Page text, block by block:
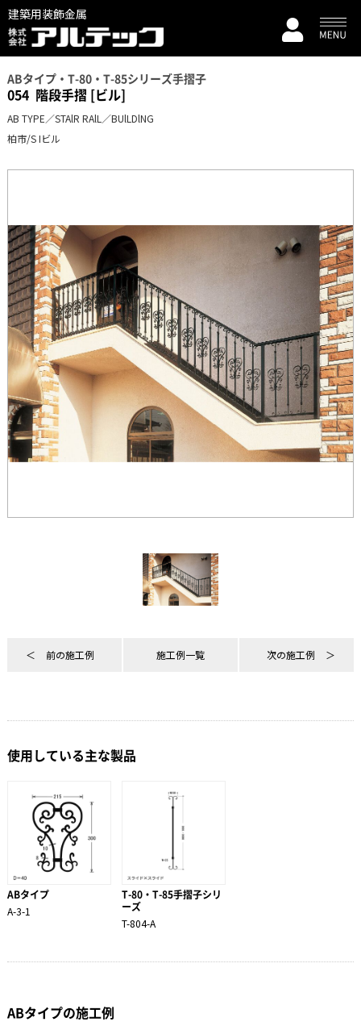
建築用装飾金属
ABタイプ・T-80・T-85シリーズ手摺子
054 階段手摺 [ビル]
AB TYPE／STAlR RAlL／BUlLDlNG
柏市/S Iビル
前の施工例 施工例一覧 次の施工例
使用している主な製品
ABタイプ
A-3-1
T-80・T-85手摺子シリ
ーズ
T-804-A
ABタイプの施工例